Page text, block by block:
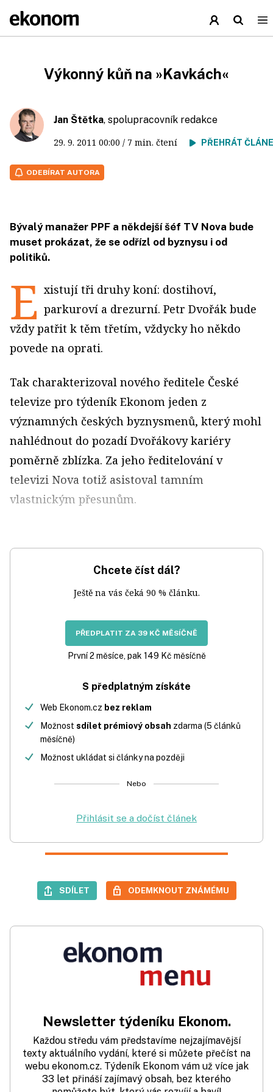
Výkonný kůň na »Kavkách«
Jan Štětka, spolupracovník redakce
29. 9. 2011 00:00 / 7 min. čtení PŘEHRÁT
ODEBÍRAT AUTORA
Bývalý manažer PPF a někdejší šéf TV Nova bude
muset prokázat, že se odřízl od byznysu i od
politiků.
E xistují tři druhy koní: dostihoví,
parkuroví a drezurní. Petr Dvořák bude
vždy patřit k těm třetím, vždycky ho někdo
povede na oprati.
Tak charakterizoval nového ředitele České
televize pro týdeník Ekonom jeden z
významných českých byznysmenů, který mohl
nahlédnout do pozadí Dvořákovy kariéry
poměrně zblízka. Za jeho ředitelování v
televizi Nova totiž asistoval tamním
vlastnickým přesunům.
Chcete číst dál?
Ještě na vás čeká 90 % článku.
PŘEDPLATIT ZA 39 KČ MĚSÍČNĚ
První 2 měsíce, pak 149 Kč měsíčně
S předplatným získáte
Web Ekonom.cz bez reklam
Možnost sdílet prémiový obsah zdarma (5 článků
měsíčně)
Možnost ukládat si články na později
Nebo
Přihlásit se a dočíst článek
SDÍLET ODEMKNOUT ZNÁMÉMU
Newsletter týdeníku Ekonom.
Každou středu vám představíme nejzajímavější
texty aktuálního vydání, které si můžete přečíst na
webu ekonom.cz. Týdeník Ekonom vám už více jak
33 let přináší zajímavý obsah, bez kterého